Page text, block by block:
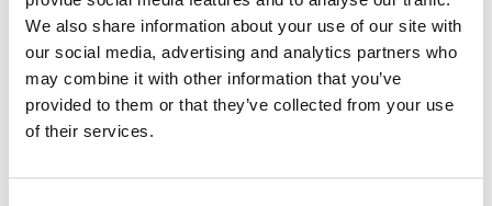
We also share information about your use of our site with
our social media, advertising and analytics partners who
may combine it with other information that you’ve
provided to them or that they’ve collected from your use
of their services.
0,04 EUR pro kg Schlachtgewicht wird Dänemark
nur von Brasilien, Kanada sowie den USA
übertroffen, die mit 0,37 EUR pro kg den höchsten
Ertrag erzielen.
Das gute Abschneiden der dänischen
Zuchtarbeit sowie der Innovations- und